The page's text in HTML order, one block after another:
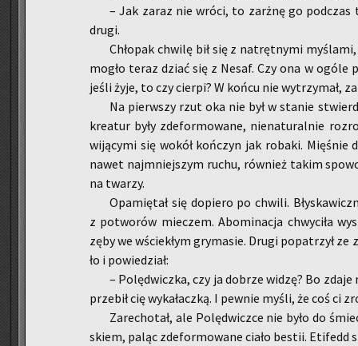
– Jak zaraz nie wróci, to za­rżnę go pod­czas
drugi.
Chło­pak chwi­lę bił się z na­tręt­ny­mi
mogło teraz dziać się z Nesaf. Czy ona w ogóle
jeśli żyje, to czy cier­pi? W końcu nie wy­trzy­mał,
Na pierw­szy rzut oka nie był w sta­nie
kre­atur były zde­for­mo­wa­ne, nie­na­tu­ral­nie
wi­ją­cy­mi się wokół koń­czyn jak ro­ba­ki. Mię­śnie
nawet naj­mniej­szym ruchu, rów­nież takim
na twa­rzy.
Opa­mię­tał się do­pie­ro po chwi­li.
z po­two­rów mie­czem. Abo­mi­na­cja chwy­ci­ła
zęby we wście­kłym gry­ma­sie. Drugi po­pa­trzył
ło i po­wie­dział:
– Po­lę­dwicz­ka, czy ja do­brze widzę? Bo
prze­bił cię wy­ka­łacz­ką. I pew­nie myśli, że coś ci
Za­re­cho­tał, ale Po­lę­dwicz­ce nie było do
skiem, paląc zde­for­mo­wa­ne ciało be­stii. Eti­fedd